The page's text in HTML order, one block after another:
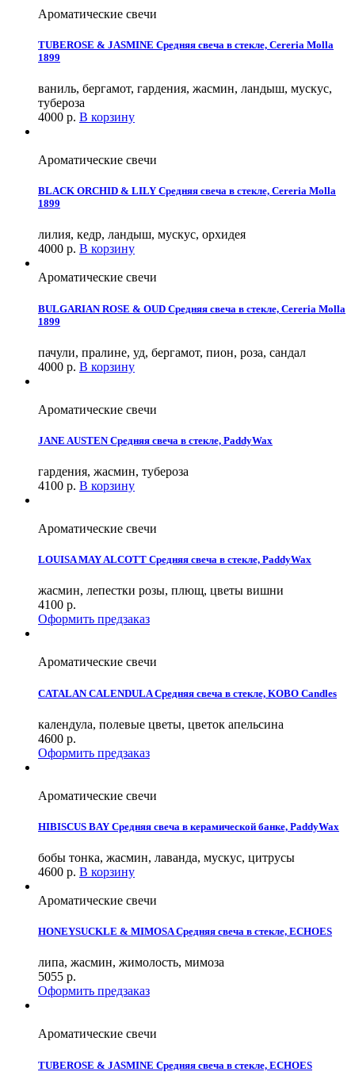
Ароматические свечи
TUBEROSE & JASMINE Средняя свеча в стекле, Cereria Molla
1899
ваниль, бергамот, гардения, жасмин, ландыш, мускус,
тубероза
4000 р. В корзину
Ароматические свечи
BLACK ORCHID & LILY Средняя свеча в стекле, Cereria Molla
1899
лилия, кедр, ландыш, мускус, орхидея
4000 р. В корзину
Ароматические свечи
BULGARIAN ROSE & OUD Средняя свеча в стекле, Cereria Molla
1899
пачули, пралине, уд, бергамот, пион, роза, сандал
4000 р. В корзину
Ароматические свечи
JANE AUSTEN Средняя свеча в стекле, PaddyWax
гардения, жасмин, тубероза
4100 р. В корзину
Ароматические свечи
LOUISA MAY ALCOTT Средняя свеча в стекле, PaddyWax
жасмин, лепестки розы, плющ, цветы вишни
4100 р.
Оформить предзаказ
Ароматические свечи
CATALAN CALENDULA Средняя свеча в стекле, KOBO Candles
календула, полевые цветы, цветок апельсина
4600 р.
Оформить предзаказ
Ароматические свечи
HIBISCUS BAY Средняя свеча в керамической банке, PaddyWax
бобы тонка, жасмин, лаванда, мускус, цитрусы
4600 р. В корзину
Ароматические свечи
HONEYSUCKLE & MIMOSA Средняя свеча в стекле, ECHOES
липа, жасмин, жимолость, мимоза
5055 р.
Оформить предзаказ
Ароматические свечи
TUBEROSE & JASMINE Средняя свеча в стекле, ECHOES